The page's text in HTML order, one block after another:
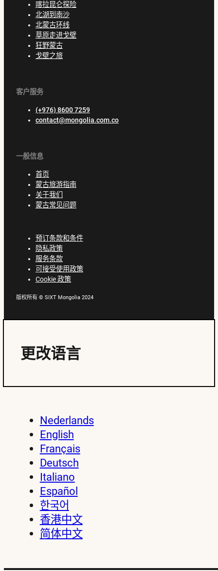
喀拉昆仑探险
北湖到南沙
北蒙古环线
草原走进戈壁
狂野蒙古
戈壁之旅
客户服务
(+976) 8600 7259
contact@mongolia.com.co
一般信息
首页
蒙古旅游指南
关于我们
蒙古常见问题
预订条款和条件
隐私政策
服务条款
可接受使用政策
Cookie 政策
版权所有 © SIXT Mongolia 2024
更改语言
Nederlands
English
Français
Deutsch
Italiano
Español
한국어
香港中文
简体中文